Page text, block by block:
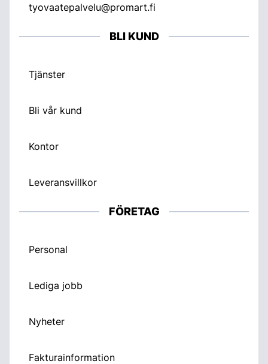
tyovaatepalvelu@promart.fi
BLI KUND
Tjänster
Bli vår kund
Kontor
Leveransvillkor
FÖRETAG
Personal
Lediga jobb
Nyheter
Fakturainformation